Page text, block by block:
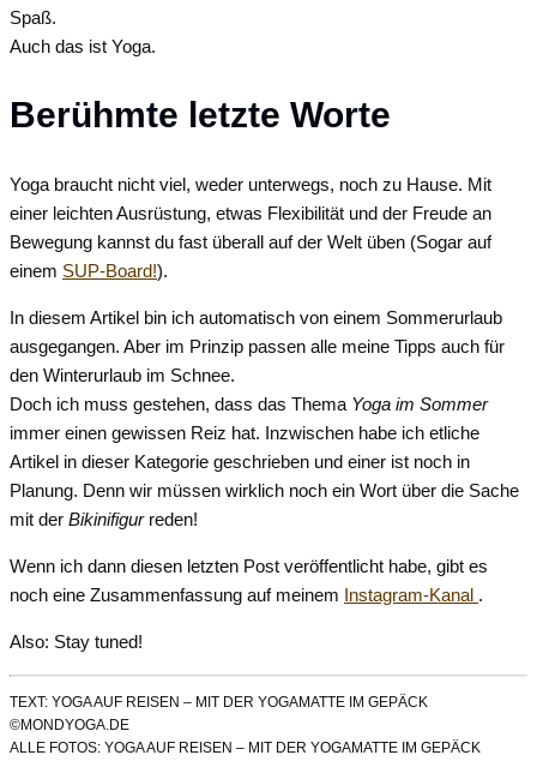
Spaß.
Auch das ist Yoga.
Berühmte letzte Worte
Yoga braucht nicht viel, weder unterwegs, noch zu Hause. Mit
einer leichten Ausrüstung, etwas Flexibilität und der Freude an
Bewegung kannst du fast überall auf der Welt üben (Sogar auf
einem SUP-Board!).
In diesem Artikel bin ich automatisch von einem Sommerurlaub
ausgegangen. Aber im Prinzip passen alle meine Tipps auch für
den Winterurlaub im Schnee.
Doch ich muss gestehen, dass das Thema Yoga im Sommer
immer einen gewissen Reiz hat. Inzwischen habe ich etliche
Artikel in dieser Kategorie geschrieben und einer ist noch in
Planung. Denn wir müssen wirklich noch ein Wort über die Sache
mit der Bikinifigurreden!
Wenn ich dann diesen letzten Post veröffentlicht habe, gibt es
noch eine Zusammenfassung auf meinem Instagram-Kanal .
Also: Stay tuned!
TEXT: YOGA AUF REISEN – MIT DER YOGAMATTE IM GEPÄCK
©MONDYOGA.DE
ALLE FOTOS: YOGA AUF REISEN – MIT DER YOGAMATTE IM GEPÄCK